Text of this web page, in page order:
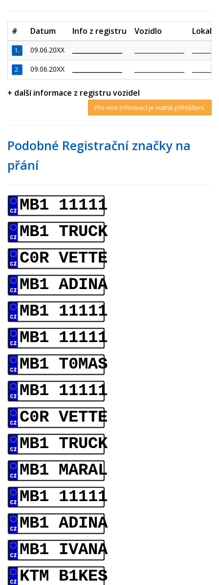
# Datum Info z registru Vozidlo
1. 09.06.20XX
2. 09.06.20XX
+ další informace z registru vozidel
Pro více informací je nutné přihlášení.
Podobné Registrační značky na
přání
MB1 11111
MB1 TRUCK
C0R VETTE
MB1 ADINA
MB1 11111
MB1 11111
MB1 T0MAS
MB1 11111
C0R VETTE
MB1 TRUCK
MB1 MARAL
MB1 11111
MB1 ADINA
MB1 IVANA
KTM B1KES